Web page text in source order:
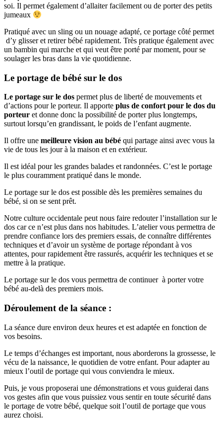
soi. Il permet également d’allaiter facilement ou de porter des petits
jumeaux
Pratiqué avec un sling ou un nouage adapté, ce portage côté permet
d’y glisser et retirer bébé rapidement. Très pratique également avec
un bambin qui marche et qui veut être porté par moment, pour se
soulager les bras dans la vie quotidienne.
Le portage de bébé sur le dos
Le portage sur le dos permet plus de liberté de mouvements et
d’actions pour le porteur. Il apporte plus de confort pour le dos du
porteur et donne donc la possibilité de porter plus longtemps,
surtout lorsqu’en grandissant, le poids de l’enfant augmente.
Il offre une meilleure vision au bébé qui partage ainsi avec vous la
vie de tous les jour à la maison et en extérieur.
Il est idéal pour les grandes balades et randonnées. C’est le portage
le plus couramment pratiqué dans le monde.
Le portage sur le dos est possible dès les premières semaines du
bébé, si on se sent prêt.
Notre culture occidentale peut nous faire redouter l’installation sur le
dos car ce n’est plus dans nos habitudes. L’atelier vous permettra de
prendre confiance lors des premiers essais, de connaître différentes
techniques et d’avoir un système de portage répondant à vos
attentes, pour rapidement être rassurés, acquérir les techniques et se
mettre à la pratique.
Le portage sur le dos vous permettra de continuer à porter votre
bébé au-delà des premiers mois.
Déroulement de la séance :
La séance dure environ deux heures et est adaptée en fonction de
vos besoins.
Le temps d’échanges est important, nous aborderons la grossesse, le
vécu de la naissance, le quotidien de votre enfant. Pour adapter au
mieux l’outil de portage qui vous conviendra le mieux.
Puis, je vous proposerai une démonstrations et vous guiderai dans
vos gestes afin que vous puissiez vous sentir en toute sécurité dans
le portage de votre bébé, quelque soit l’outil de portage que vous
aurez choisi.